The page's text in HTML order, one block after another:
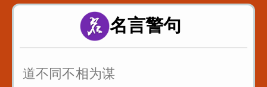
一个脏字不说_如何回怼别人
一开口说话让别人喜欢你
别人夸你_如何巧妙回答_而不是阿谀
名言警句
道不同不相为谋